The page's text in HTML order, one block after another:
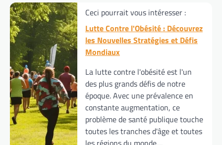
Ceci pourrait vous intéresser :
Lutte Contre l'Obésité : Découvrez
les Nouvelles Stratégies et Défis
Mondiaux
La lutte contre l'obésité est l'un
des plus grands défis de notre
époque. Avec une prévalence en
constante augmentation, ce
problème de santé publique touche
toutes les tranches d'âge et toutes